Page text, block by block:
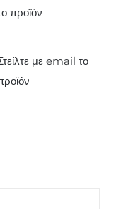
προϊόν
με email το